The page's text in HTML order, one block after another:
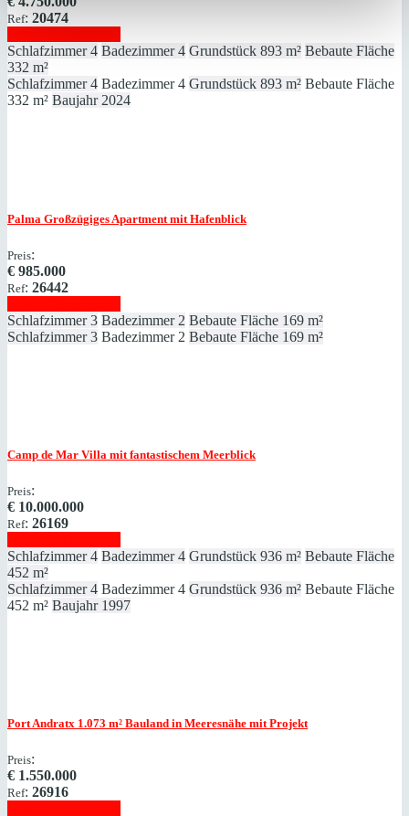
Ref: 20474
Schlafzimmer 4 Badezimmer 4 Grundstück 893 m² Bebaute Fläche
332 m²
Schlafzimmer 4 Badezimmer 4 Grundstück 893 m² Bebaute Fläche
332 m² Baujahr 2024
Palma Großzügiges Apartment mit Hafenblick
Preis:
€ 985.000
Ref: 26442
Schlafzimmer 3 Badezimmer 2 Bebaute Fläche 169 m²
Schlafzimmer 3 Badezimmer 2 Bebaute Fläche 169 m²
Camp de Mar Villa mit fantastischem Meerblick
Preis:
€ 10.000.000
Ref: 26169
Schlafzimmer 4 Badezimmer 4 Grundstück 936 m² Bebaute Fläche
452 m²
Schlafzimmer 4 Badezimmer 4 Grundstück 936 m² Bebaute Fläche
452 m² Baujahr 1997
Port Andratx 1.073 m² Bauland in Meeresnähe mit Projekt
Preis:
€ 1.550.000
Ref: 26916